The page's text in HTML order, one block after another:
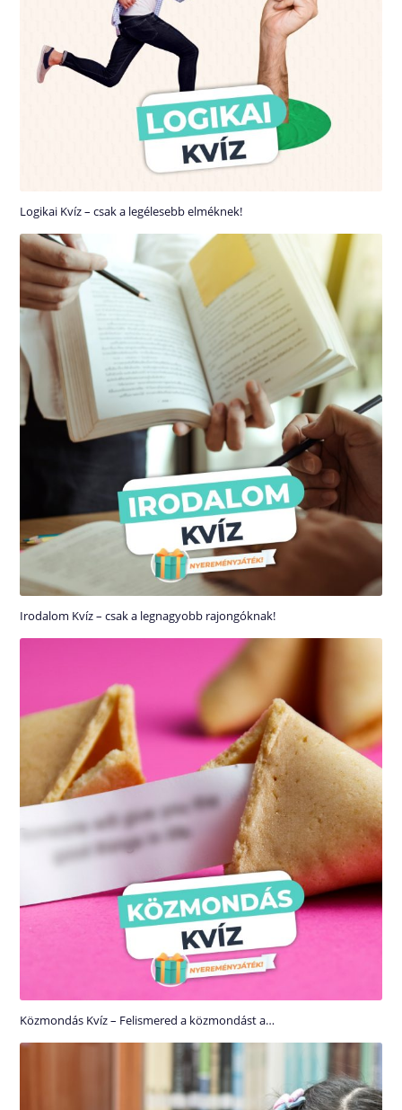
Logikai Kvíz – csak a legélesebb elméknek!
Irodalom Kvíz – csak a legnagyobb rajongóknak!
Közmondás Kvíz – Felismered a közmondást a…